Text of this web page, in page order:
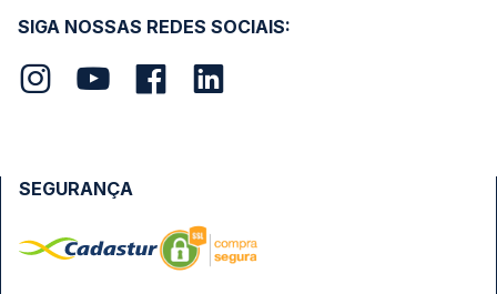
SIGA NOSSAS REDES SOCIAIS:
SEGURANÇA